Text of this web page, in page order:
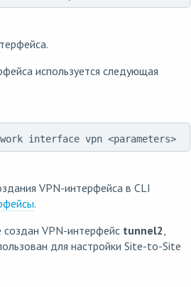
используется следующая
interface vpn <parameters>
VPN-интерфейса в CLI
.
VPN-интерфейс tunnel2
для настройки Site-to-Site